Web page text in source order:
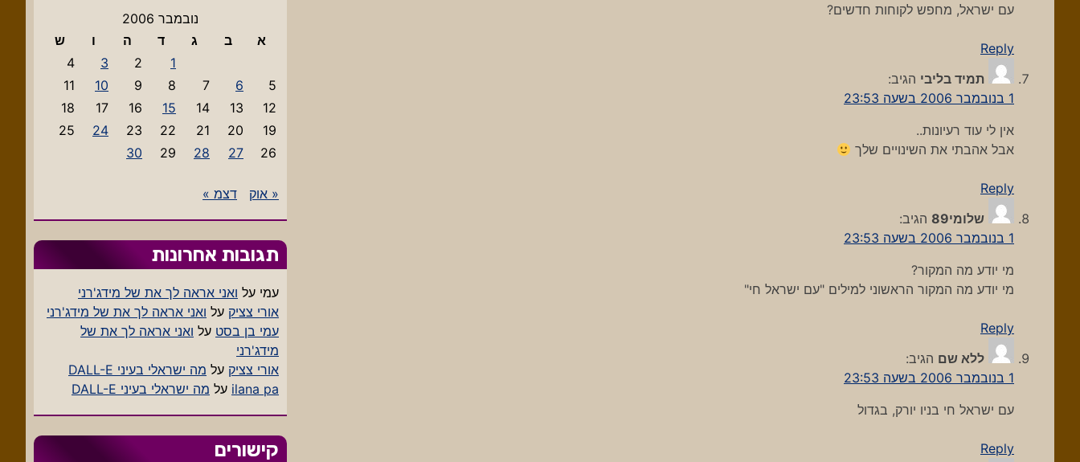
עם ישראל, מחפש לקוחות חדשים?
Reply
תמיד בליבי הגיב:
1 בנובמבר 2006 בשעה 23:53
אין לי עוד רעיונות..
אבל אהבתי את השינויים שלך
Reply
שלומי89
הגיב:
1 בנובמבר 2006 בשעה 23:53
מי יודע מה המקור?
מי יודע מה המקור הראשוני למילים "עם ישראל חי"
Reply
ללא שם הגיב:
1 בנובמבר 2006 בשעה 23:53
עם ישראל חי בניו יורק, בגדול
Reply
נובמבר 2006
א
ב ג ד ה ו
ש
1
2
3
4
5
6
7
8
9
10
11
12
13
14
15
16
17
18
19
20
21
22
23
24
25
26
27
28
29
30
« אוק דצמ »
תגובות אחרונות
עמי על ואני אראה לך את של מידג'רני
אורי צציק על ואני אראה לך את של מידג'רני
עמי בן בסט על ואני אראה לך את של
מידג'רני
אורי צציק על מה ישראלי בעיני DALL-E
ilana pa על מה ישראלי בעיני DALL-E
קישורים